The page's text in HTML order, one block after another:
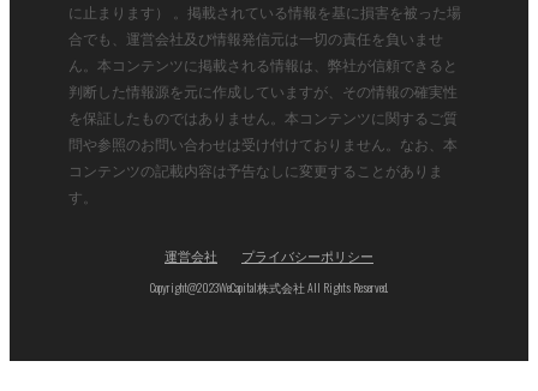
に止まります） 。掲載されている情報を基に損害を被った場
合でも、運営会社及び情報発信元は一切の責任を負いませ
ん。本コンテンツに掲載される情報は、弊社が信頼できると
判断した情報源を元に作成していますが、その情報の確実性
を保証したものではありません。本コンテンツに関するご質
問や参照のお問い合わせは受け付けておりません。なお、本
コンテンツの記載内容は予告なしに変更することがありま
す。
運営会社
プライバシーポリシー
Copyright@2023WeCapital株式会社 All Rights Reserved.